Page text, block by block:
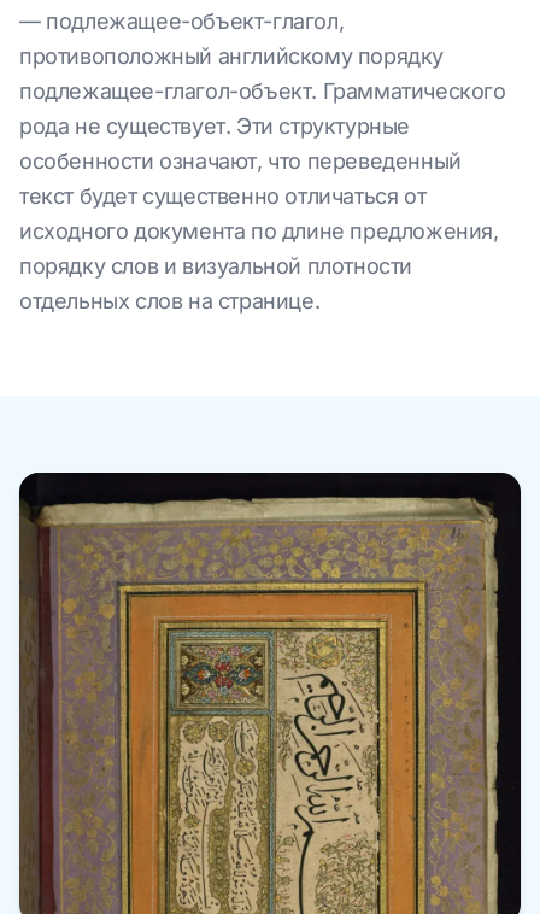
— подлежащее-объект-глагол,
противоположный английскому порядку
подлежащее-глагол-объект. Грамматического
рода не существует. Эти структурные
особенности означают, что переведенный
текст будет существенно отличаться от
исходного документа по длине предложения,
порядку слов и визуальной плотности
отдельных слов на странице.